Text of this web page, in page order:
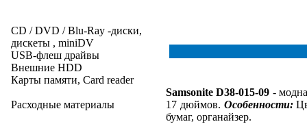
CD / DVD / Blu-Ray -диски,
дискеты , miniDV
USB-флеш драйвы
Внешние HDD
Карты памяти, Card reader
Расходные материалы
Samsonite D38-015-09 -
17 дюймов. Особенности:
бумаг, органайзер.